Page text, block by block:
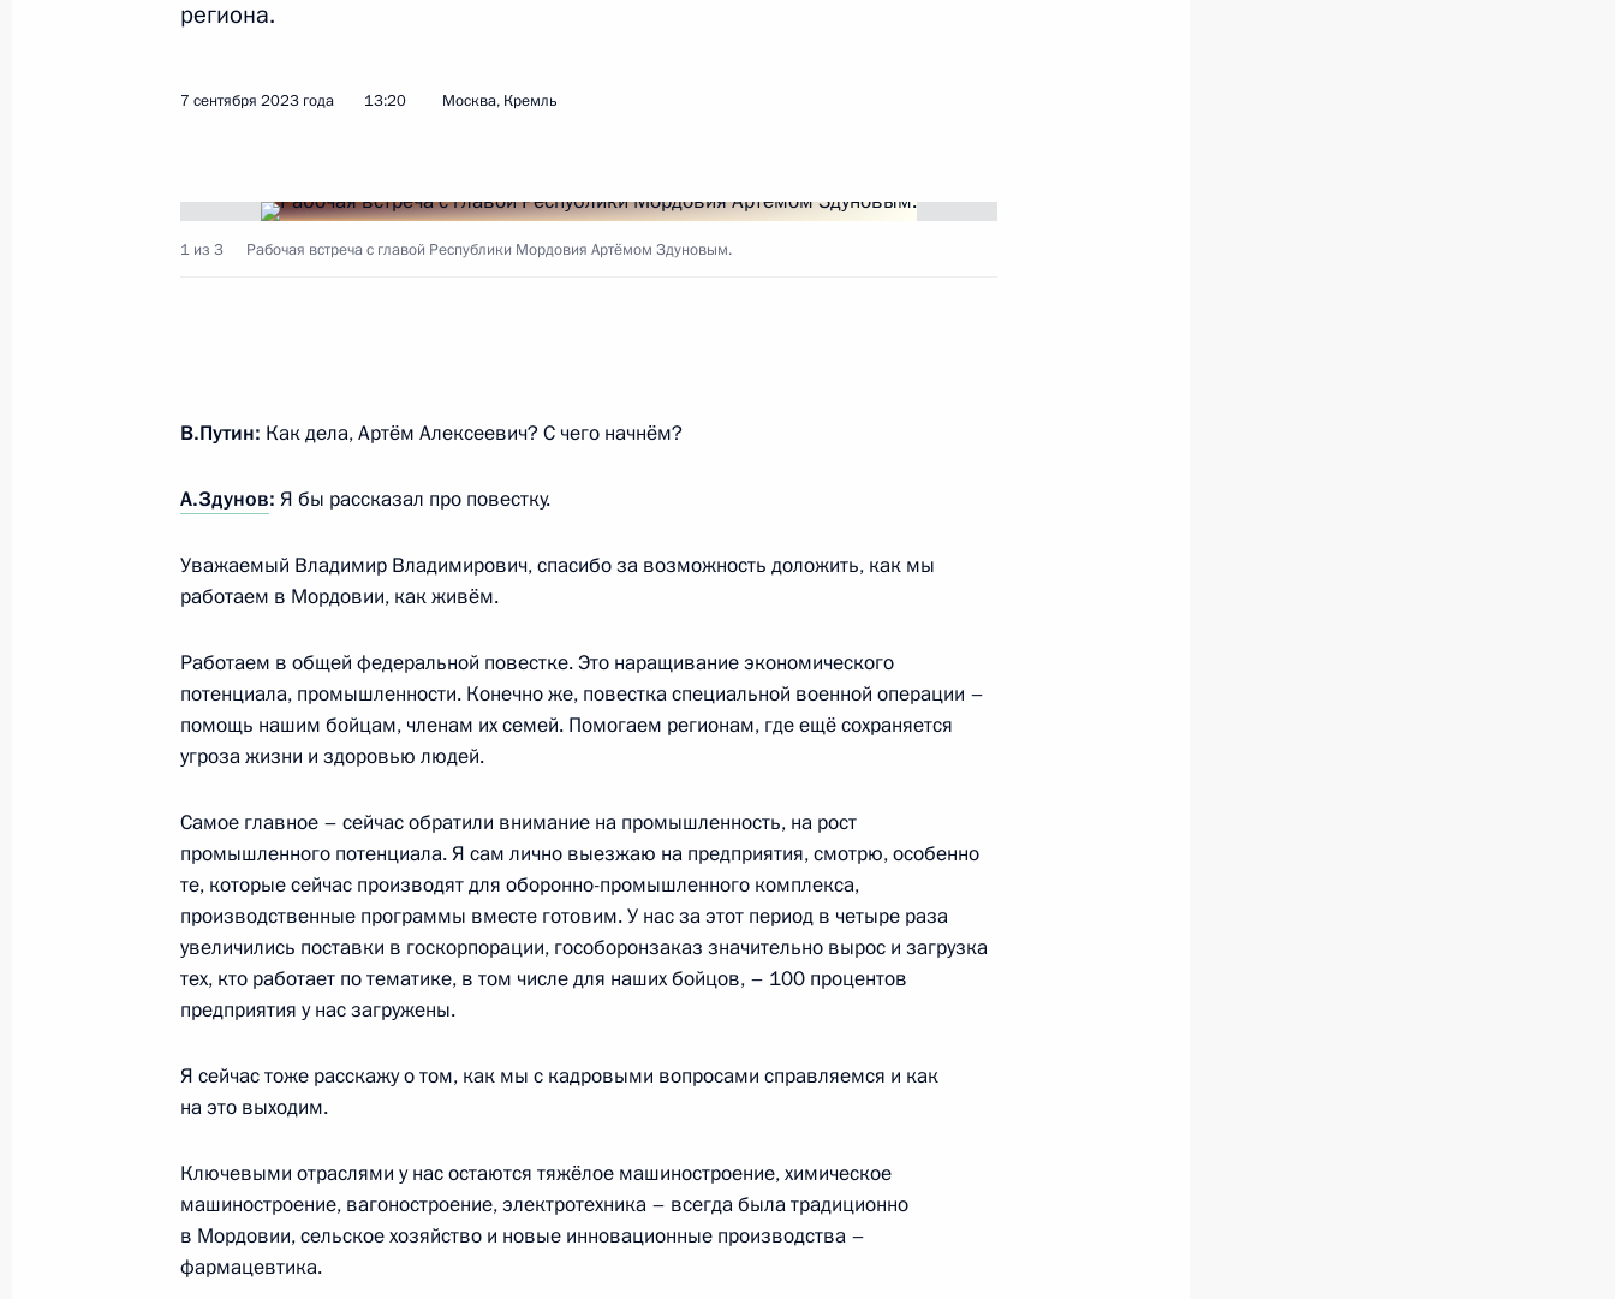
Совещание по экономическим вопросам
Перечень поручений по итогам совещания с членами
Совещание с членами Правительства
Встреча с главой Кабардино-Балкарской Республики Казбеком
23 октября 2023 года, 13:20
Встреча с губернатором Пермского края Дмитрием Махониным
Международный форум «Один пояс, один путь»
18 октября 2023 года, 06:35
Заседание комиссии Госсовета по направлению «Инвестиции»
13 октября 2023 года, 16:30
Перечень поручений по итогам совещания с членами
Правительства
региона.
7 сентября 2023 года 13:20 Москва, Кремль
1 из 3 Рабочая встреча с главой Республики Мордовия Артёмом Здуновым.
В.Путин: Как дела, Артём Алексеевич? С чего начнём?
А.Здунов: Я бы рассказал про повестку.
Уважаемый Владимир Владимирович, спасибо за возможность доложить, как мы
работаем в Мордовии, как живём.
Работаем в общей федеральной повестке. Это наращивание экономического
потенциала, промышленности. Конечно же, повестка специальной военной операции –
помощь нашим бойцам, членам их семей. Помогаем регионам, где ещё сохраняется
угроза жизни и здоровью людей.
Самое главное – сейчас обратили внимание на промышленность, на рост
промышленного потенциала. Я сам лично выезжаю на предприятия, смотрю, особенно
те, которые сейчас производят для оборонно-промышленного комплекса,
производственные программы вместе готовим. У нас за этот период в четыре раза
увеличились поставки в госкорпорации, гособоронзаказ значительно вырос и загрузка
тех, кто работает по тематике, в том числе для наших бойцов, – 100 процентов
предприятия у нас загружены.
Я сейчас тоже расскажу о том, как мы с кадровыми вопросами справляемся и как
на это выходим.
Ключевыми отраслями у нас остаются тяжёлое машиностроение, химическое
машиностроение, вагоностроение, электротехника – всегда была традиционно
в Мордовии, сельское хозяйство и новые инновационные производства –
фармацевтика.